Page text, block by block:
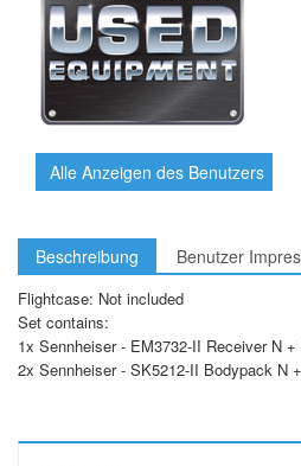
Alle Anzeigen des Benutzers
Beschreibung Benutzer
Flightcase: Not included
Set contains:
1x Sennheiser - EM3732-II Receiver N
2x Sennheiser - SK5212-II Bodypack N